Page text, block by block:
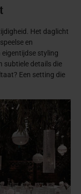
Het daglicht
en
eigentijdse styling
subtiele details die
Een setting die